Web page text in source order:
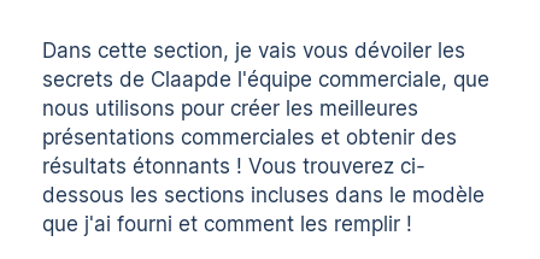
Dans cette section, je vais vous dévoiler les
secrets de Claapde l'équipe commerciale, que
nous utilisons pour créer les meilleures
présentations commerciales et obtenir des
résultats étonnants ! Vous trouverez ci-
dessous les sections incluses dans le modèle
que j'ai fourni et comment les remplir !